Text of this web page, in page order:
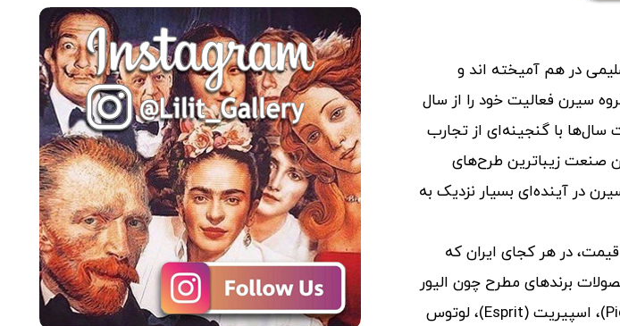
در هم آمیخته اند و
سیرن فعالیت خود را از سال
سال‌ها با گنجینه‌ای از تجارب
صنعت زیباترین طرح‌های
در آینده‌ای بسیار نزدیک به
قیمت، در هر کجای ایران که
برندهای مطرح چون الیور
وبر (Oliver Weber)، کالوین کلاین (Calvin Klein)، سواچ (Swatch)، پیر کاردین (Pierre Cardian)، اسپیریت (Esprit)، لوتوس